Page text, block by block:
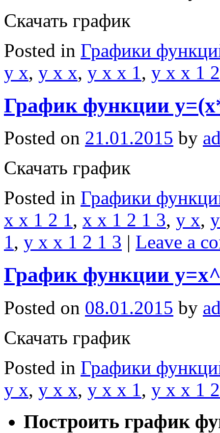
Скачать график
Posted in Графики
y x, y x x, y x x 1, y x x 1 2
График функции
Posted on 21.01.2015 by
Скачать график
Posted in Графики
x x 1 2 1, x x 1 2 1 3, y x,
1, y x x 1 2 1 3 | Leave a
График функции
Posted on 08.01.2015 by
Скачать график
Posted in Графики
y x, y x x, y x x 1, y x x 1 2
Построить график